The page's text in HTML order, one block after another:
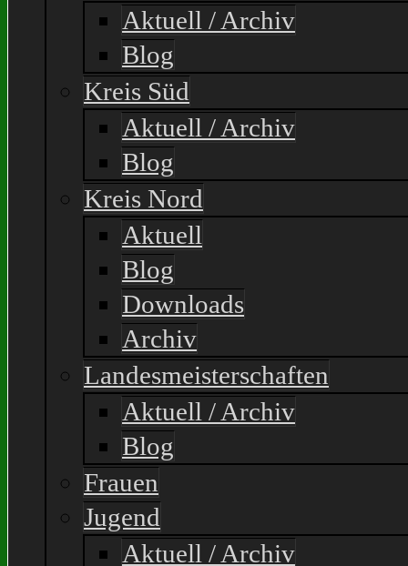
Aktuell / Archiv
Blog
Kreis Süd
Aktuell / Archiv
Blog
Kreis Nord
Aktuell
Blog
Downloads
Archiv
Landesmeisterschaften
Aktuell / Archiv
Blog
Frauen
Jugend
Aktuell / Archiv